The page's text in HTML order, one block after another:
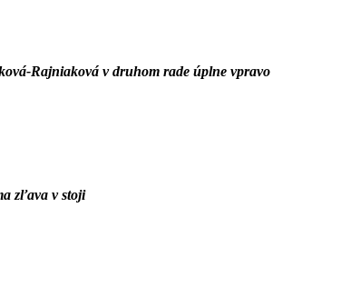
Rajniaková v druhom rade úplne vpravo
zľava v stoji